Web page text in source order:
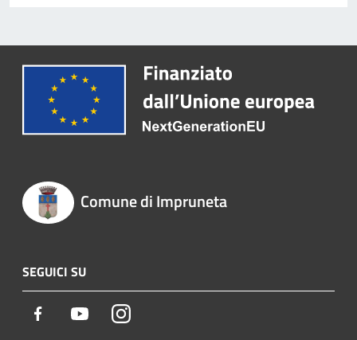
Comune di Impruneta
SEGUICI SU
Facebook YoutubeInstagram